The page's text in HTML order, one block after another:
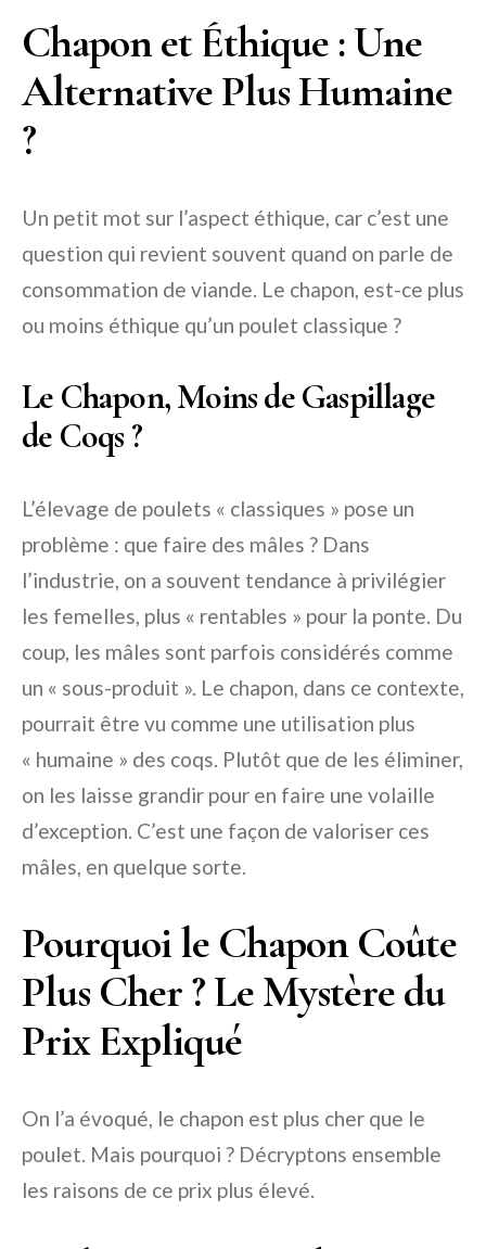
Chapon et Éthique : Une
Alternative Plus Humaine
?
Un petit mot sur l’aspect éthique, car c’est une
question qui revient souvent quand on parle de
consommation de viande. Le chapon, est-ce plus
ou moins éthique qu’un poulet classique ?
Le Chapon, Moins de Gaspillage
de Coqs ?
L’élevage de poulets « classiques » pose un
problème : que faire des mâles ? Dans
l’industrie, on a souvent tendance à privilégier
les femelles, plus « rentables » pour la ponte. Du
coup, les mâles sont parfois considérés comme
un « sous-produit ». Le chapon, dans ce contexte,
pourrait être vu comme une utilisation plus
« humaine » des coqs. Plutôt que de les éliminer,
on les laisse grandir pour en faire une volaille
d’exception. C’est une façon de valoriser ces
mâles, en quelque sorte.
Pourquoi le Chapon Coûte
Plus Cher ? Le Mystère du
Prix Expliqué
On l’a évoqué, le chapon est plus cher que le
poulet. Mais pourquoi ? Décryptons ensemble
les raisons de ce prix plus élevé.